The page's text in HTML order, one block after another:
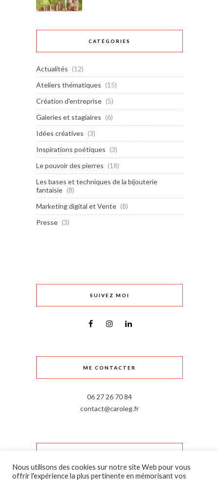
CATÉGORIES
Actualités (12)
Ateliers thématiques (15)
Création d'entreprise (5)
Galeries et stagiaires (6)
Idées créatives (3)
Inspirations poétiques (3)
Le pouvoir des pierres (18)
Les bases et techniques de la bijouterie
fantaisie (8)
Marketing digital et Vente (8)
Presse (3)
SUIVEZ MOI
ME CONTACTER
06 27 26 70 84
contact@caroleg.fr
Nous utilisons des cookies sur notre site Web pour vous
offrir l'expérience la plus pertinente en mémorisant vos